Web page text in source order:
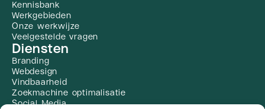
Kennisbank
Werkgebieden
Onze werkwijze
Veelgestelde vragen
Diensten
Branding
Webdesign
Vindbaarheid
Zoekmachine optimalisatie
Social Media